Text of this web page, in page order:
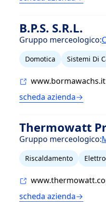
B.P.S. S.R.L.
Gruppo merceologico:
Domotica Sistemi Di
www.bormawachs.it
scheda azienda
Thermowatt
Gruppo merceologico:
Riscaldamento
scheda azienda